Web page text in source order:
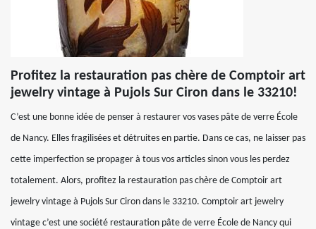
Profitez la restauration pas chère de Comptoir art
jewelry vintage à Pujols Sur Ciron dans le 33210!
C’est une bonne idée de penser à restaurer vos vases pâte de verre École
de Nancy. Elles fragilisées et détruites en partie. Dans ce cas, ne laisser pas
cette imperfection se propager à tous vos articles sinon vous les perdez
totalement. Alors, profitez la restauration pas chère de Comptoir art
jewelry vintage à Pujols Sur Ciron dans le 33210. Comptoir art jewelry
vintage c’est une société restauration pâte de verre École de Nancy qui